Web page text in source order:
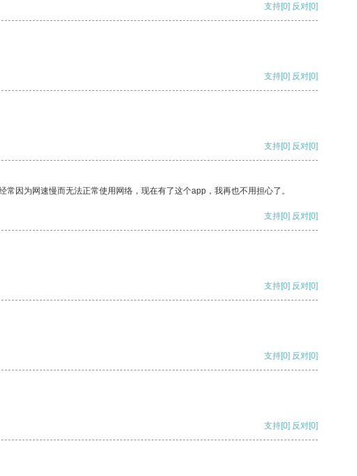
支持[0] 反对[0]
支持[0] 反对[0]
支持[0] 反对[0]
因为网速慢而无法正常使用网络，现在有了这个app，我再也不用担心了。
支持[0] 反对[0]
支持[0] 反对[0]
支持[0] 反对[0]
支持[0] 反对[0]